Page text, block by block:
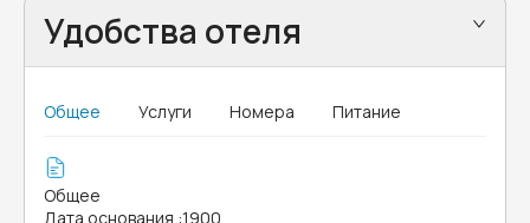
Удобства отеля
Общее Услуги Номера Питание
Общее
Дата основания :1900